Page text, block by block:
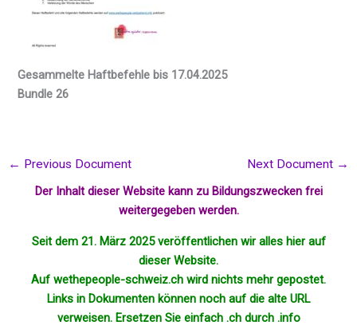
Gesammelte Haftbefehle bis 17.04.2025
Bundle 26
← Previous Document Next Document →
Der Inhalt dieser Website kann zu Bildungszwecken frei
weitergegeben werden.
Seit dem 21. März 2025 veröffentlichen wir alles hier auf
dieser Website.
Auf wethepeople-schweiz.ch wird nichts mehrgepostet.
Links in Dokumenten können noch auf die alte URL
verweisen. Ersetzen Sie einfach .ch durch .info